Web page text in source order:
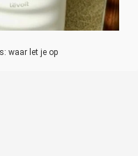
waar let je op